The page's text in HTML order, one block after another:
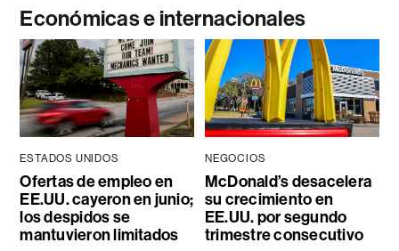
Económicas e internacionales
ESTADOS UNIDOS
Ofertas de empleo en
EE.UU. cayeron en junio;
los despidos se
mantuvieron limitados
NEGOCIOS
McDonald’s desacelera
su crecimiento en
EE.UU. por segundo
trimestre consecutivo